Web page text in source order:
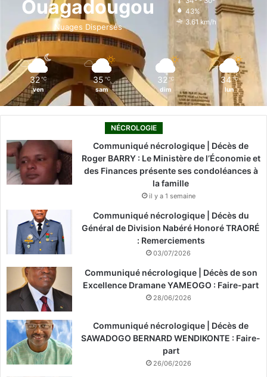
o
k
i
n
r
Ouagadougou
Nuages Dispersés
43%
3.61 km/h
32 ℃
ven
35 ℃
sam
32 ℃
dim
34 ℃
lun
NÉCROLOGIE
Communiqué nécrologique | Décès de
Roger BARRY : Le Ministère de l’Économie et
des Finances présente ses condoléances à
la famille
il y a 1 semaine
Communiqué nécrologique | Décès du
Général de Division Nabéré Honoré TRAORÉ
: Remerciements
03/07/2026
Communiqué nécrologique | Décès de son
Excellence Dramane YAMEOGO : Faire-part
28/06/2026
Communiqué nécrologique | Décès de
SAWADOGO BERNARD WENDIKONTE : Faire-
part
26/06/2026